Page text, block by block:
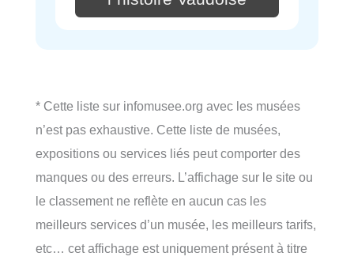
* Cette liste sur infomusee.org avec les musées
n’est pas exhaustive. Cette liste de musées,
expositions ou services liés peut comporter des
manques ou des erreurs. L’affichage sur le site ou
le classement ne reflète en aucun cas les
meilleurs services d’un musée, les meilleurs tarifs,
etc… cet affichage est uniquement présent à titre